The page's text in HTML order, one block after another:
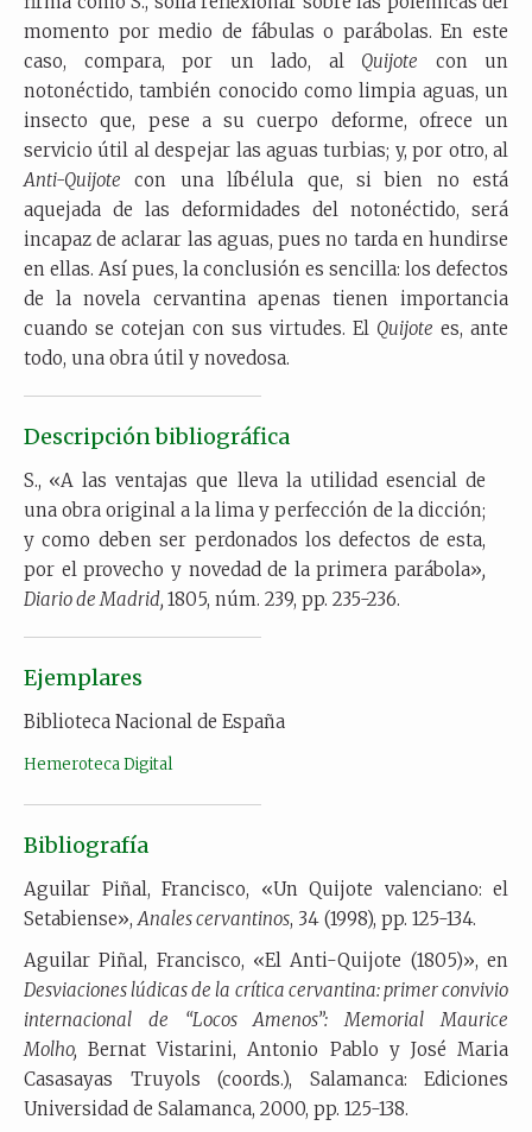
momento por medio de fábulas o parábolas. En este
caso, compara, por un lado, al Quijote con un
notonéctido, también conocido como limpia aguas, un
insecto que, pese a su cuerpo deforme, ofrece un
servicio útil al despejar las aguas turbias; y, por otro, al
Anti-Quijote con una líbélula que, si bien no está
aquejada de las deformidades del notonéctido, será
incapaz de aclarar las aguas, pues no tarda en hundirse
en ellas. Así pues, la conclusión es sencilla: los defectos
de la novela cervantina apenas tienen importancia
cuando se cotejan con sus virtudes. El Quijote es, ante
todo, una obra útil y novedosa.
Descripción bibliográfica
S., «A las ventajas que lleva la utilidad esencial de
una obra original a la lima y perfección de la dicción;
y como deben ser perdonados los defectos de esta,
por el provecho y novedad de la primera parábola»,
Diario de Madrid, 1805, núm. 239, pp. 235-236.
Ejemplares
Biblioteca Nacional de España
Hemeroteca Digital
Bibliografía
Aguilar Piñal, Francisco, «Un Quijote valenciano: el
Setabiense», Anales cervantinos, 34 (1998), pp. 125-134.
Aguilar Piñal, Francisco, «El Anti-Quijote (1805)», en
Desviaciones lúdicas de la crítica cervantina: primer convivio
internacional de “Locos Amenos”: Memorial Maurice
Molho, Bernat Vistarini, Antonio Pablo y José Maria
Casasayas Truyols (coords.), Salamanca: Ediciones
Universidad de Salamanca, 2000, pp. 125-138.